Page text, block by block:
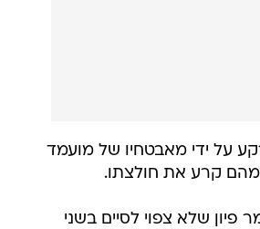
על ידי מאבטחיו של מועמד
מהם קרע את חולצתו.
שלא צפוי לסיים בשני